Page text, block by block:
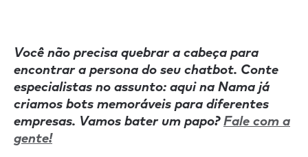
Você não precisa quebrar a cabeça para
encontrar a persona do seu chatbot. Conte
especialistas no assunto: aqui na Nama já
criamos bots memoráveis para diferentes
empresas. Vamos bater um papo? Fale com a
gente!